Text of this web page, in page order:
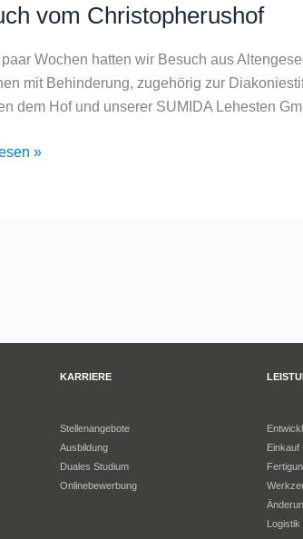
vom Christopherushof
Wochen hatten wir Besuch aus
mit Behinderung, zugehörig zur
dem Hof und unserer SUMIDA Lehesten
»
KARRIERE
Stellenangebote
Ausbildung
Duales Studium
Onlinebewerbung
Einkauf
Logistik